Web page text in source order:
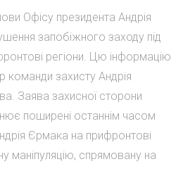
Офісу президента Андрія
запобіжного заходу під
регіони. Цю інформацію
команди захисту Андрія
Заява захисної сторони
поширені останнім часом
Єрмака на прифронтові
маніпуляцію, спрямовану на